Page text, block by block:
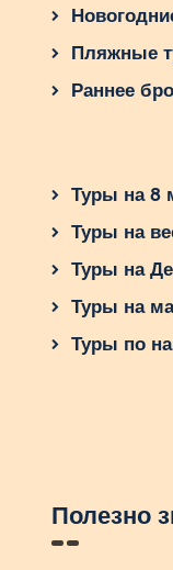
маготов.
удобную
утром :
Будьте
все
Пляжные
Раннее
Туры на 8
Туры на
Туры на
Туры на
Туры по
Полезно